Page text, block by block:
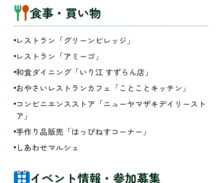
食事・買い物
レストラン「グリーンビレッジ」
レストラン「アミーゴ」
和食ダイニング「いり江 すずらん店」
おやさいレストランカフェ「ことことキッチン」
コンビニエンスストア「ニューヤマザキデイリースト
ア」
手作り品販売「はっぴねすコーナー」
しあわせマルシェ
イベント情報・参加募集